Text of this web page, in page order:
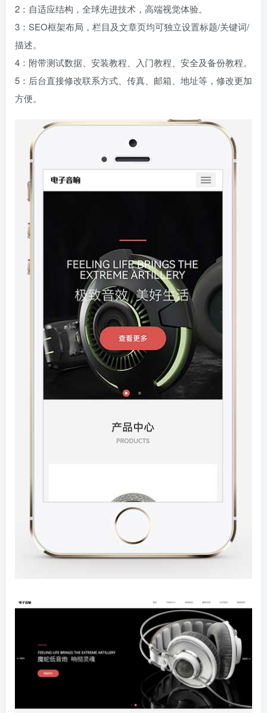
2：自适应结构，全球先进技术，高端视觉体验。
3：SEO框架布局，栏目及文章页均可独立设置标题/关键词/
描述。
4：附带测试数据、安装教程、入门教程、安全及备份教程。
5：后台直接修改联系方式、传真、邮箱、地址等，修改更加
方便。